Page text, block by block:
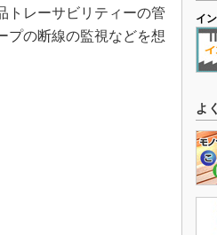
トレーサビリティーの管
プの断線の監視などを想
イ
よ